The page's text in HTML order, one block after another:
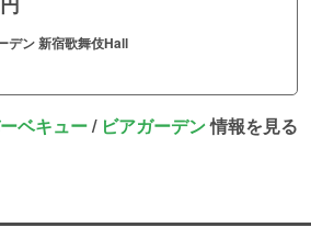
デン 新宿歌舞伎Hall
ベキュー/ ビアガーデン情報を見る